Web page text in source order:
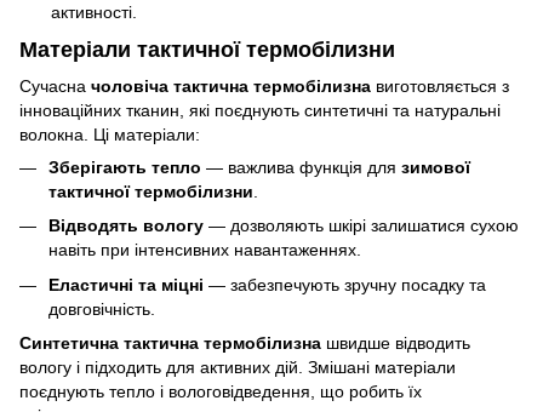
активності.
Матеріали тактичної термобілизни
Сучасна чоловіча тактична термобілизна виготовляється з
інноваційних тканин, які поєднують синтетичні та натуральні
волокна. Ці матеріали:
Зберігають тепло — важлива функція для зимової
тактичної термобілизни
Відводять вологу — дозволяють шкірі залишатися сухою
навіть при інтенсивних навантаженнях.
Еластичні та міцні — забезпечують зручну посадку та
довговічність.
Синтетична тактична термобілизна швидше відводить
вологу і підходить для активних дій. Змішані матеріали
поєднують тепло і вологовідведення, що робить їх